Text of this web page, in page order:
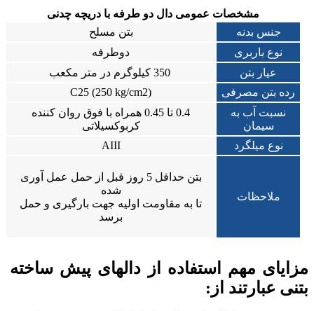
مشخصات عمومی دال دو طرفه با دریچه چدنی
جنس بدنه
بتن مسلح
نوع باربری
دوطرفه
عیار بتن
350 کیلوگرم در متر مکعب
رده بتن مصرفی
(C25 (250 kg/cm2
نسبت آب به
سیمان
0.4 تا 0.45 همراه با فوق روان کننده
کربوکسیلاتی
نوع میلگرد
AIII
ملاحظات
بتن حداقل 5 روز قبل از حمل عمل آوری
شده
تا به مقاومت اولیه جهت بارگیری و حمل
برسد
مزایای مهم استفاده از دالهای پیش ساخته
بتنی عبارتند از: